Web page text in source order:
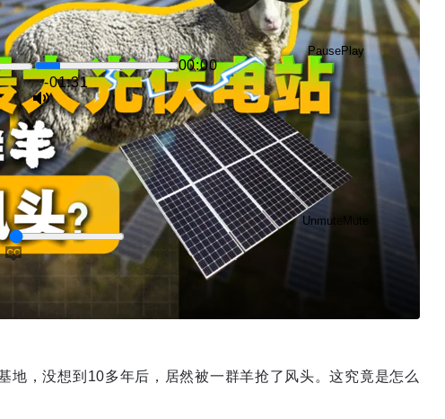
PausePlay
00:00
-01:30
Unmute Mute
Disable captions Enable
地，没想到10多年后，居然被一群羊抢了风头。这究竟是怎么